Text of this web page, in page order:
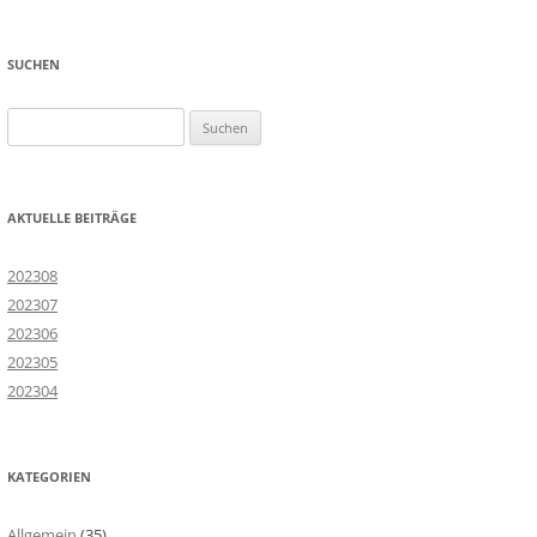
SUCHEN
nach:
AKTUELLE BEITRÄGE
202308
202307
202306
202305
202304
KATEGORIEN